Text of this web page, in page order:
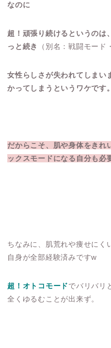
なのに
超！頑張り続けるというのは
っと続き
（別名：戦闘モード
女性らしさが失われてしまい
かってしまうというワケです。
だからこそ、肌や身体をきれ
ックスモードになる自分も必
ちなみに、肌荒れや痩せにく
自身が全部経験済みですw
超！オトコモードでバリバリ
全くゆるむことが出来ず。